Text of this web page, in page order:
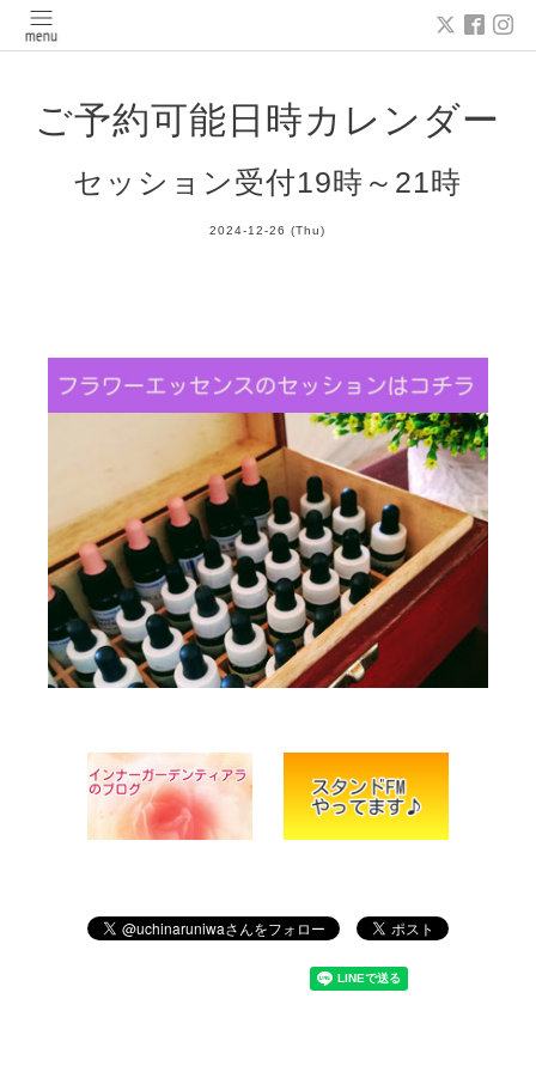
ご予約可能日時カレンダー
セッション受付19時～21時
2024-12-26 (Thu)